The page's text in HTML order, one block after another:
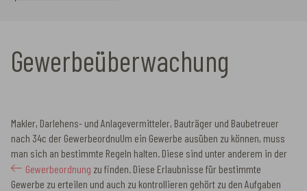
Gewerbeüberwachung
Makler, Darlehens- und Anlagevermitteler, Bauträger und Baubetreuer
nach 34c der GewerbeordnuUm ein Gewerbe ausüben zu können, muss
man sich an bestimmte Regeln halten. Diese sind unter anderem in der
Gewerbeordnung zu finden. Diese Erlaubnisse für bestimmte
Gewerbe zu erteilen und auch zu kontrollieren gehört zu den Aufgaben